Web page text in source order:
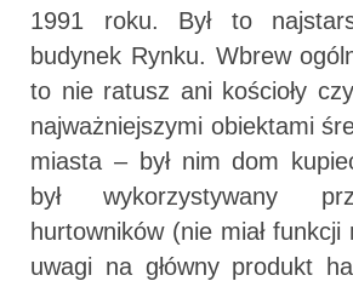
1991 roku. Był to
budynek Rynku. Wbrew
to nie ratusz ani kościoły
najważniejszymi obiektami
miasta – był nim dom
był wykorzystywany
hurtowników (nie miał
uwagi na główny produkt